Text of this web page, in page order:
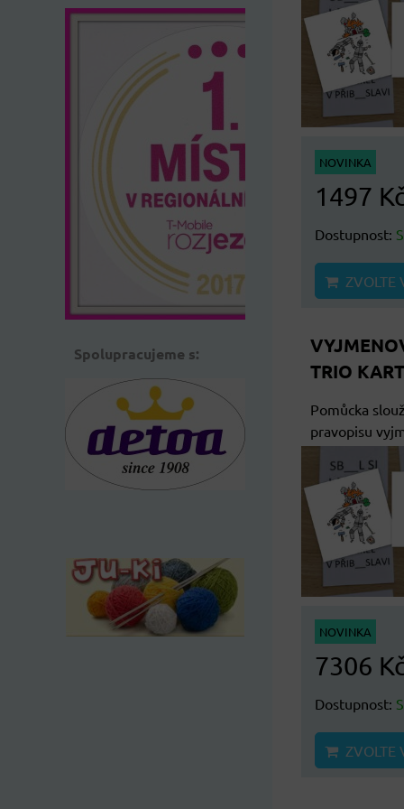
NOVINKA
1497
Dostupnost:
ZVOLTE
TRIO
Pomůcka
pravopisu
NOVINKA
7306
Dostupnost:
ZVOLTE
Spolupracujeme s: